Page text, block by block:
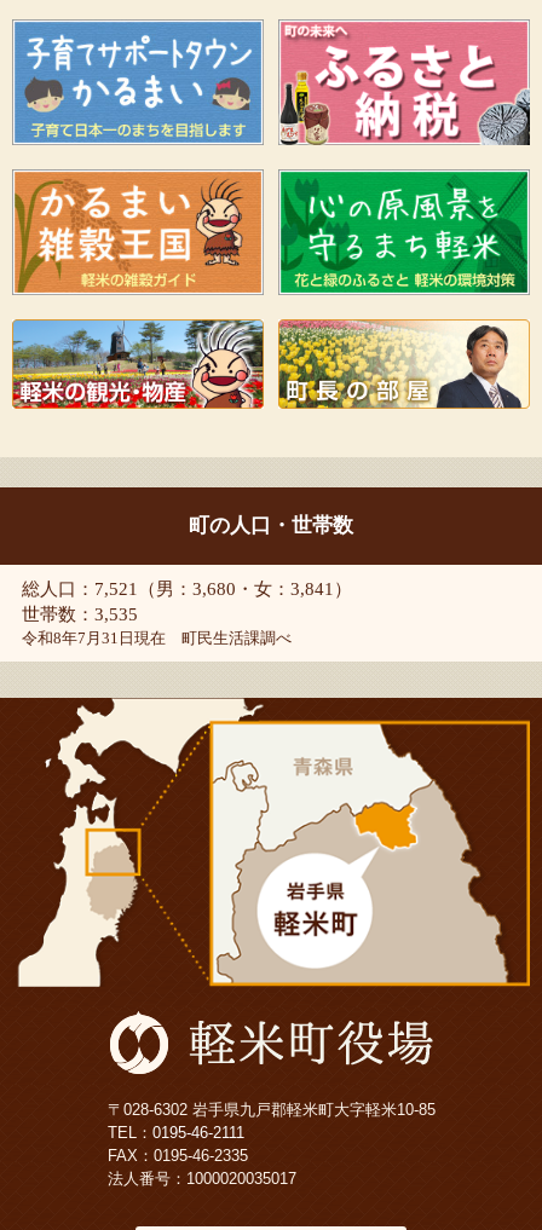
町の人口・世帯数
総人口：7,521（男：3,680・女：3,841）
世帯数：3,535
令和8年7月31日現在 町民生活課調べ
〒028-6302 岩手県九戸郡軽米町大字軽米10-85
TEL： 0195-46-2111
FAX：0195-46-2335
法人番号：1000020035017